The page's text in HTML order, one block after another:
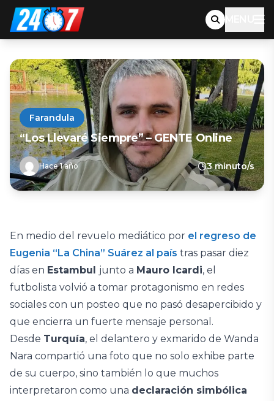
MENU
Farandula
“Los Llevaré Siempre” – GENTE Online
Hace 1 año 3 minuto/s
En medio del revuelo mediático por el regreso de
Eugenia “La China” Suárez al país tras pasar diez
días en Estambul junto a Mauro Icardi, el
futbolista volvió a tomar protagonismo en redes
sociales con un posteo que no pasó desapercibido y
que encierra un fuerte mensaje personal.
Desde Turquía, el delantero y exmarido de Wanda
Nara compartió una foto que no solo exhibe parte
de su cuerpo, sino también lo que muchos
interpretaron como una declaración simbólica